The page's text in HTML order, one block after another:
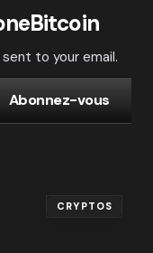
to your email.
Abonnez-vous
CRYPTOS